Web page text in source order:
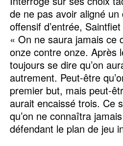
de ne pas avoir aligné un
offensif d’entrée,
« On ne saura jamais ce
onze contre onze. Après
toujours se dire qu’on
autrement. Peut-être
premier but, mais peut-
aurait encaissé trois. Ce
qu’on ne connaîtra
défendant le plan de jeu